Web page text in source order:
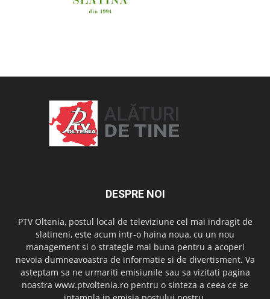
DESPRE NOI
PTV Oltenia, postul local de televiziune cel mai indragit de
slatineni, este acum intr-o haina noua, cu un nou
management si o strategie mai buna pentru a acoperi
nevoia dumneavoastra de informatie si de divertisment. Va
asteptam sa ne urmariti emisiunile sau sa vizitati pagina
noastra www.ptvoltenia.ro pentru o sinteza a ceea ce se